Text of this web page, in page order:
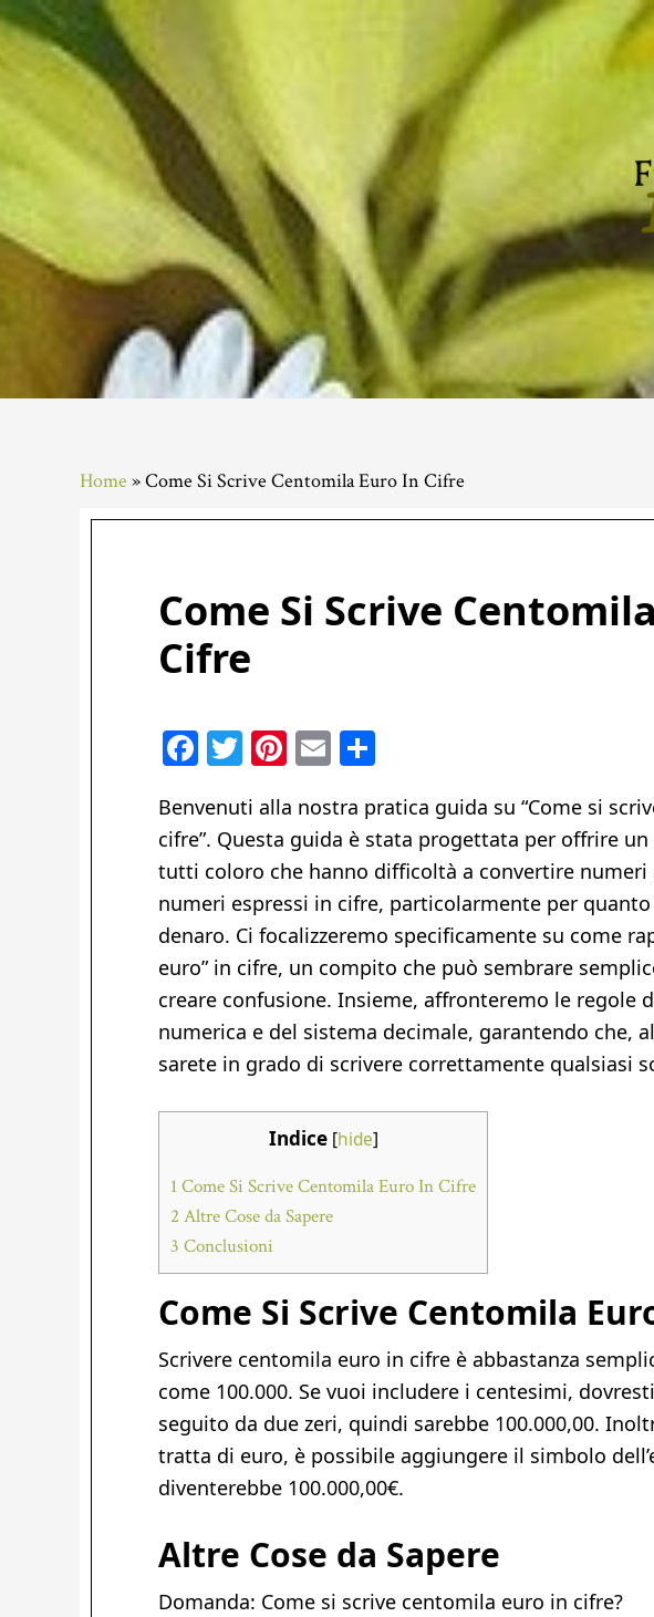
to
main
to
primary
to
footer
Home »Come Si Scrive Centomila Euro In Cifre
Come Si Scrive
Cifre
Facebook
Twitter
Pinterest
Email
Benvenuti alla nostra pratica guida su “Come si
cifre”. Questa guida è stata progettata per offrire
tutti coloro che hanno difficoltà a convertire
numeri espressi in cifre, particolarmente per
denaro. Ci focalizzeremo specificamente su come
euro” in cifre, un compito che può sembrare
creare confusione. Insieme, affronteremo le regole
numerica e del sistema decimale, garantendo che,
sarete in grado di scrivere correttamente qualsiasi
Indice [hide]
1 Come Si Scrive Centomila Euro In Cifre
2 Altre Cose da Sapere
3 Conclusioni
Come Si Scrive Centomila
Scrivere centomila euro in cifre è abbastanza
come 100.000. Se vuoi includere i centesimi,
seguito da due zeri, quindi sarebbe 100.000,00.
tratta di euro, è possibile aggiungere il simbolo
diventerebbe 100.000,00€.
Altre Cose da Sapere
Domanda: Come si scrive centomila euro in cifre?